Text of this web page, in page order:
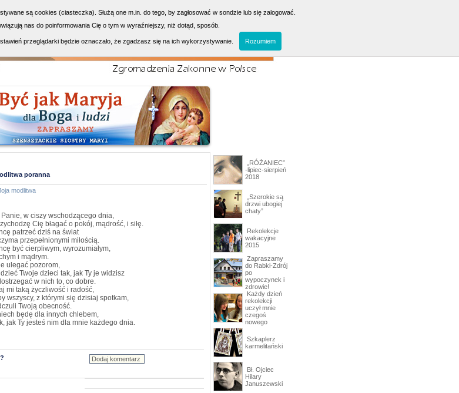
poranna
modlitwa
Panie, w ciszy wschodzącego dnia,
Cię błagać o pokój, mądrość, i siłę.
patrzeć dziś na świat
przepełnionymi miłością.
być cierpliwym, wyrozumiałym,
i mądrym.
ulegać pozorom,
Twoje dzieci tak, jak Ty je widzisz
w nich to, co dobre.
mi taką życzliwość i radość,
wszyscy, z którymi się dzisiaj spotkam,
Twoją obecność.
będę dla innych chlebem,
jak Ty jesteś nim dla mnie każdego dnia.
„RÓŻANIEC”
-lipiec-sierpień
2018
„Szerokie są
drzwi ubogiej
chaty”
Rekolekcje
wakacyjne
2015
Zapraszamy
do Rabki-Zdrój
po
wypoczynek i
zdrowie!
Każdy dzień
rekolekcji
uczył mnie
czegoś
nowego
Szkaplerz
karmelitański
Bł. Ojciec
Hilary
Januszewski
są cookies (ciasteczka). Służą one m.in. do tego, by zagłosować w sondzie lub się zalogować.
nas do poinformowania Cię o tym w wyraźniejszy, niż dotąd, sposób.
przeglądarki będzie oznaczało, że zgadzasz się na ich wykorzystywanie. Rozumiem